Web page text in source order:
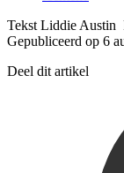
Tekst Liddie Austin
Gepubliceerd op 6
Deel dit artikel